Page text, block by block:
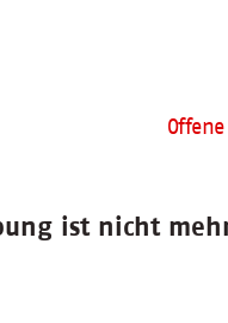
Offene
ist nicht